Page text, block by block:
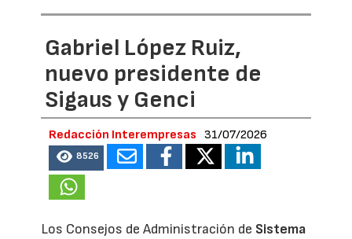
Gabriel López Ruiz,
nuevo presidente de
Sigaus y Genci
Redacción Interempresas 31/07/2026
8526
Los Consejos de Administración de Sistema